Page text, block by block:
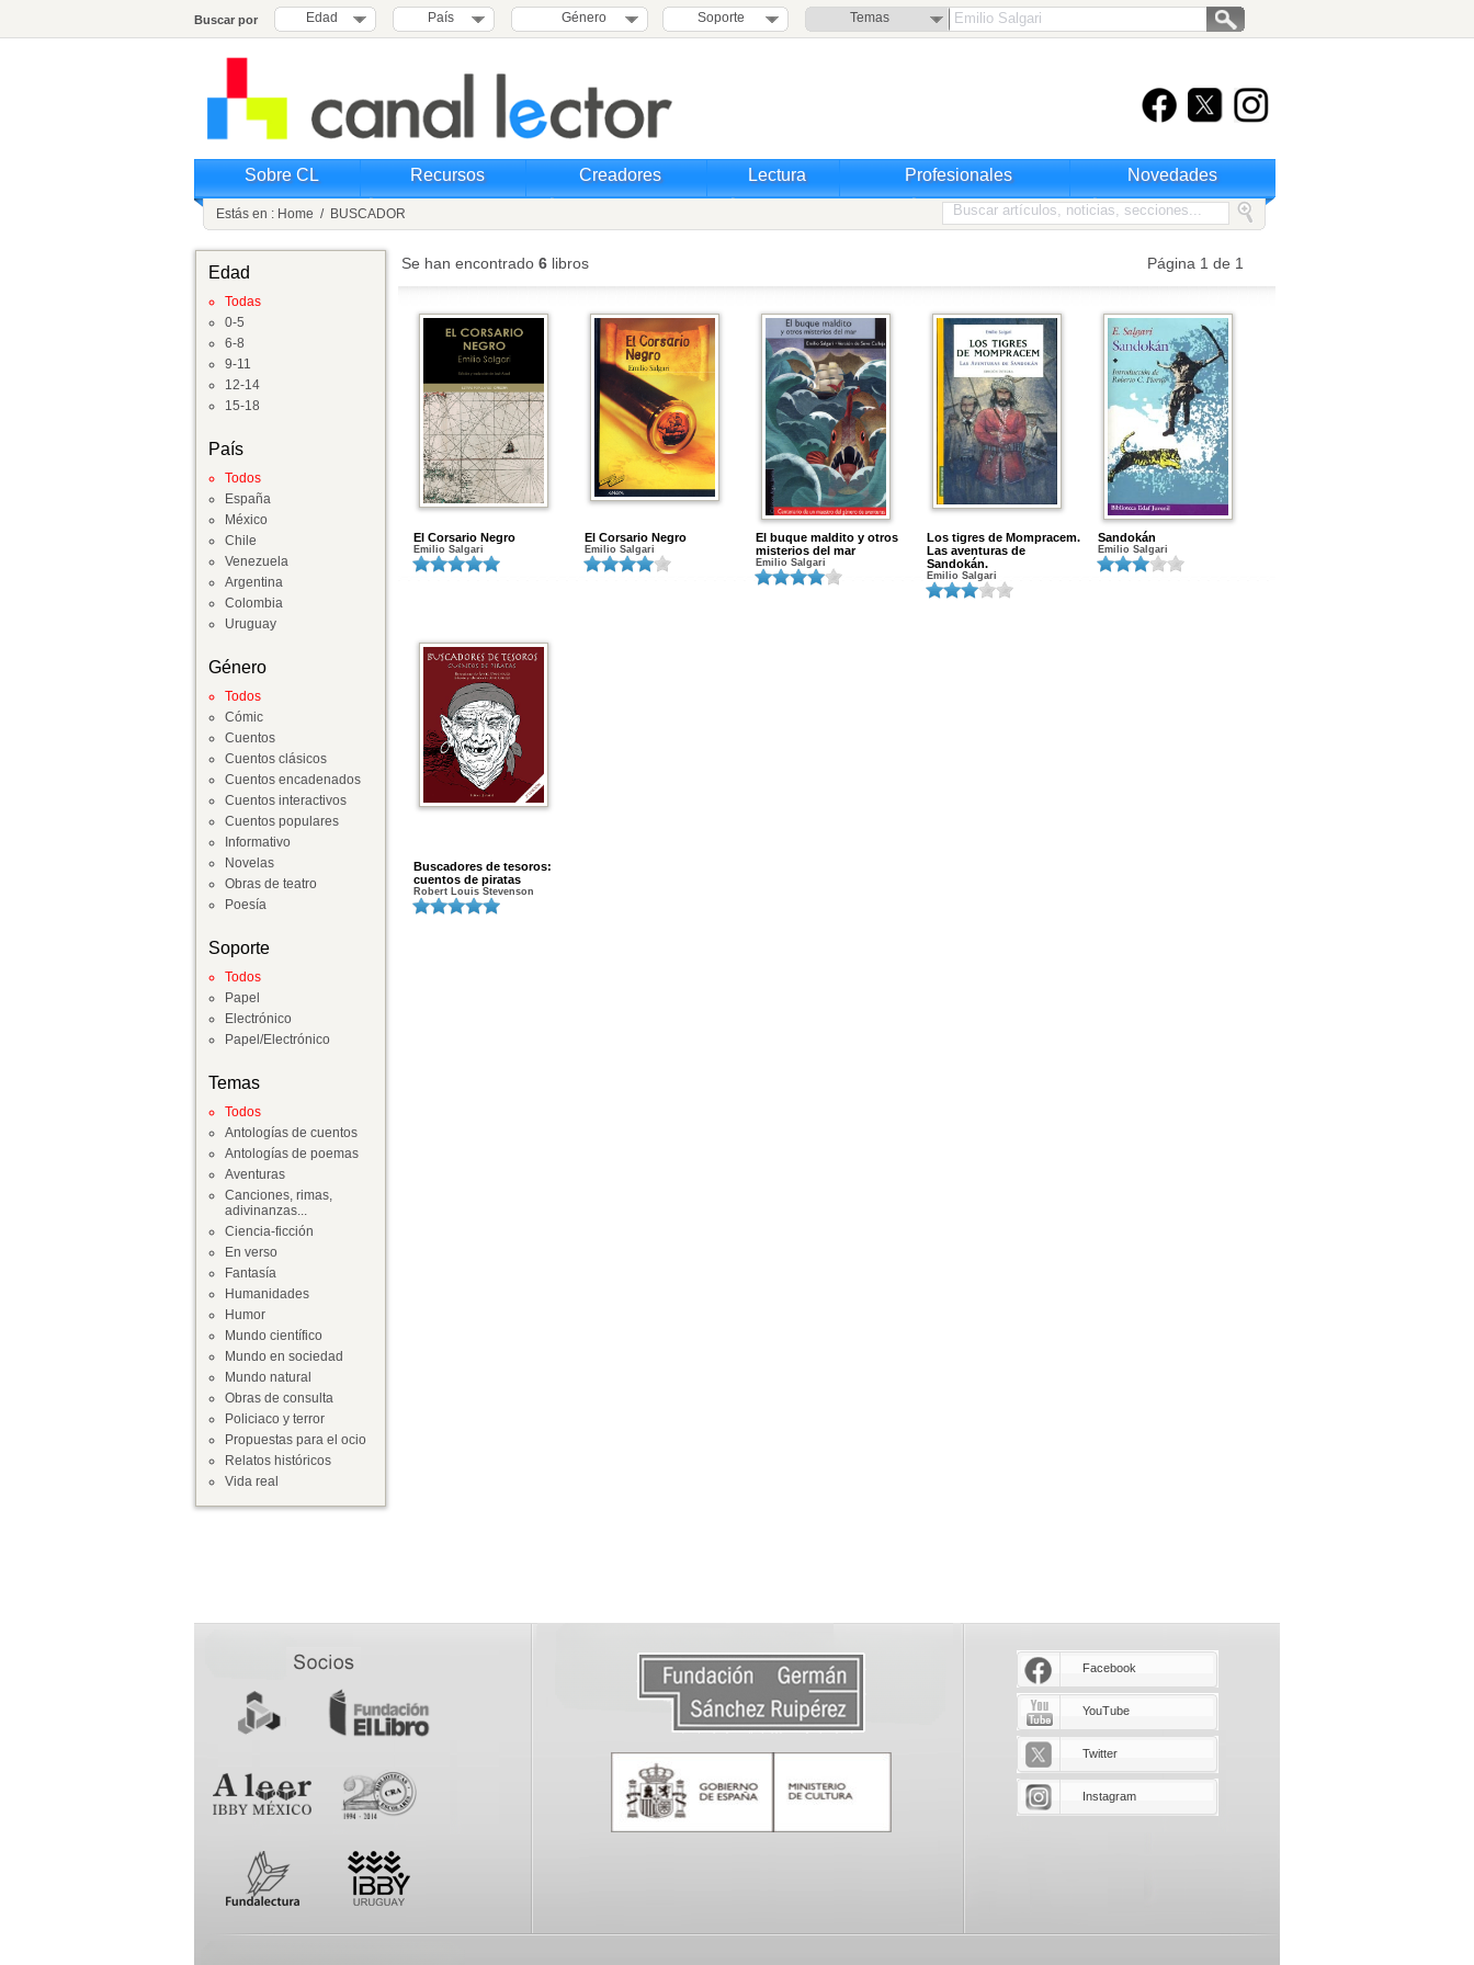
Buscar por Edad País Género Soporte Temas
Sobre CL Recursos Creadores Lectura Profesionales Novedades
Estás en : Home / BUSCADOR
Edad
Todas
0-5
6-8
9-11
12-14
15-18
País
Todos
España
México
Chile
Venezuela
Argentina
Colombia
Uruguay
Género
Todos
Cómic
Cuentos
Cuentos clásicos
Cuentos encadenados
Cuentos interactivos
Cuentos populares
Informativo
Novelas
Obras de teatro
Poesía
Soporte
Todos
Papel
Electrónico
Papel/Electrónico
Temas
Todos
Antologías de cuentos
Antologías de poemas
Aventuras
Canciones, rimas,
adivinanzas...
Ciencia-ficción
En verso
Fantasía
Humanidades
Humor
Mundo científico
Mundo en sociedad
Mundo natural
Obras de consulta
Policiaco y terror
Propuestas para el ocio
Relatos históricos
Vida real
Se han encontrado 6 libros Página 1 de 1
El Corsario Negro
Emilio Salgari
El Corsario Negro
Emilio Salgari
El buque maldito y otros
misterios del mar
Emilio Salgari
Los tigres de Mompracem.
Las aventuras de
Sandokán.
Emilio Salgari
Sandokán
Emilio Salgari
Buscadores de tesoros:
cuentos de piratas
Robert Louis Stevenson
Facebook
YouTube
Twitter
Instagram